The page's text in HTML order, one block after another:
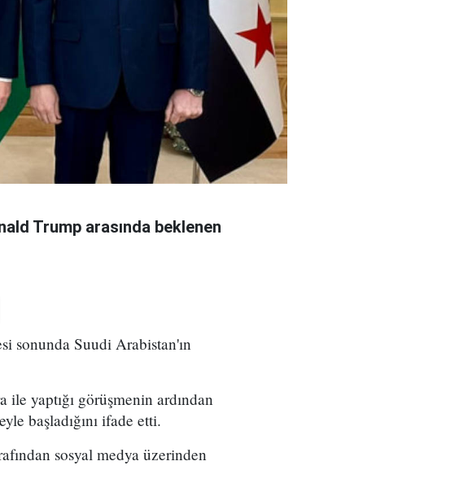
Trump arasında beklenen
sonunda Suudi Arabistan'ın
yaptığı görüşmenin ardından
başladığını ifade etti.
sosyal medya üzerinden